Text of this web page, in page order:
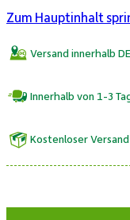
Zum Hauptinhalt
Versand innerhalb DE
Innerhalb von 1-3
Kostenloser